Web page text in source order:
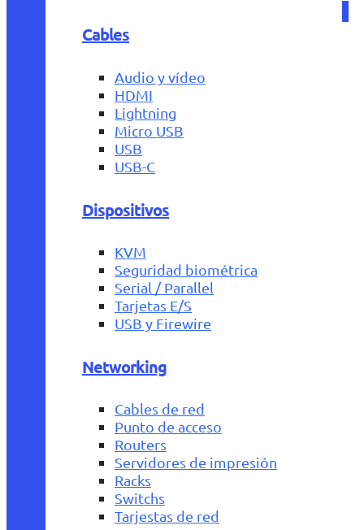
Cables
Audio y vídeo
HDMI
Lightning
Micro USB
USB
USB-C
Dispositivos
KVM
Seguridad biométrica
Serial / Parallel
Tarjetas E/S
USB y Firewire
Networking
Cables de red
Punto de acceso
Routers
Servidores de impresión
Racks
Switchs
Tarjestas de red